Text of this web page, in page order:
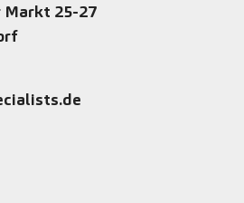
Markt 25-27